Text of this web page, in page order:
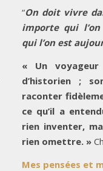
“On doit vivre
importe qui
qui l’on est
« Un
d’historien ;
raconter
ce qu’il a
rien inventer,
rien omettre. »
Mes pensées et